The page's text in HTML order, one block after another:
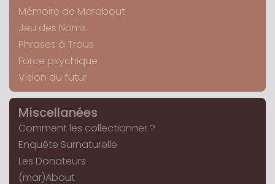
Mémoire de Marabout
Jeu des Noms
Phrases à Trous
Force psychique
Vision du futur
Miscellanées
Comment les collectionner ?
Enquête Surnaturelle
Les Donateurs
(mar)About